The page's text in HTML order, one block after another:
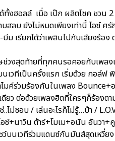
ทั้งฮอลล์ เมื่อ เป๊ก ผลิตโชค ชวน
สลบ ยังไม่หมดเพียงเท่านี้ ไอซ์ ศ
เรียกได้ว่าเพลินไปกับเสียงร้อง
ช่วงสุดท้ายที่ทุกคนรอคอยกับเพล
วทีเป็นครั้งแรก เริ่มด้วย กอล์ฟ
มค์ร่วมร้องกันในเพลง Bounce+อ
ยว ต่อด้วยเพลงฮิตที่ใครๆก็ร้อง
ไม่ชอบ / เล่นอะไรก็ไม่รู้…บ้า /
ซ์+นาวิน ต้าร์+โมเม+อนัน อันวา
ว์บนเวทีร่วมแดนซ์กันมันส์สุดเหวี่